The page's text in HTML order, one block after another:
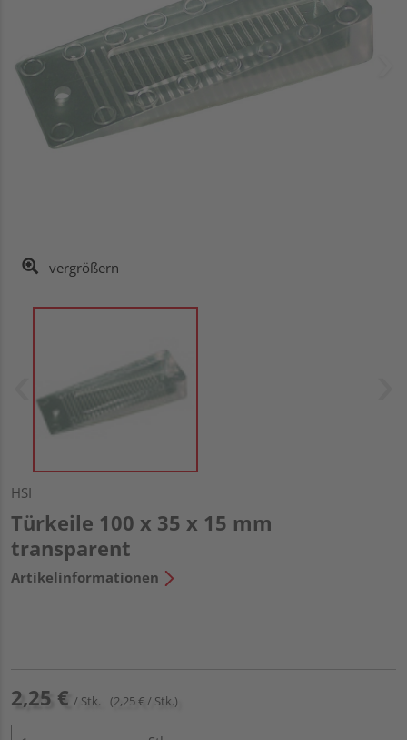
vergrößern
HSI
Türkeile 100 x 35 x 15 mm
transparent
Artikelinformationen
2,25 € / Stk. (2,25 € / Stk.)